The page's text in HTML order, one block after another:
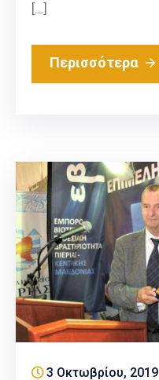
[…]
Περισσότερα
3 Οκτωβρίου, 2019